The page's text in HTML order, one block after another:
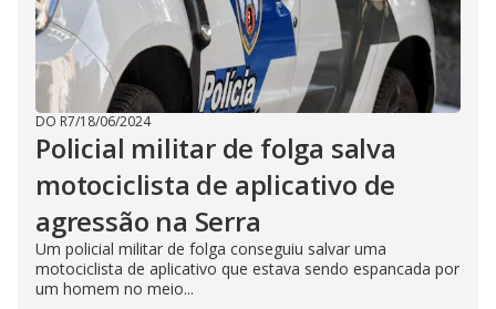
DO R7/18/06/2024
Policial militar de folga salva
motociclista de aplicativo de
agressão na Serra
Um policial militar de folga conseguiu salvar uma
motociclista de aplicativo que estava sendo espancada por
um homem no meio...